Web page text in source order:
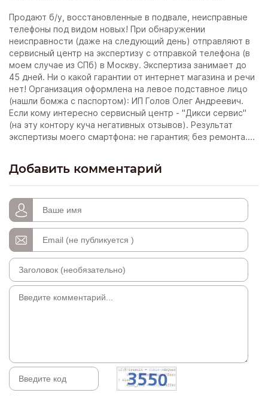
Продают б/у, восстановленные в подвале, неисправные
телефоны под видом новых! При обнаружении
неисправности (даже на следующий день) отправляют в
сервисный центр на экспертизу с отправкой телефона (в
моем случае из СПб) в Москву. Экспертиза занимает до
45 дней. Ни о какой гарантии от интернет магазина и речи
нет! Организация оформлена на левое подставное лицо
(нашли бомжа с паспортом): ИП Голов Олег Андреевич.
Если кому интересно сервисный центр - "Дикси сервис"
(на эту контору куча негативных отзывов). Результат
экспертизы моего смартфона: не гарантия; без ремонта....
Добавить комментарий